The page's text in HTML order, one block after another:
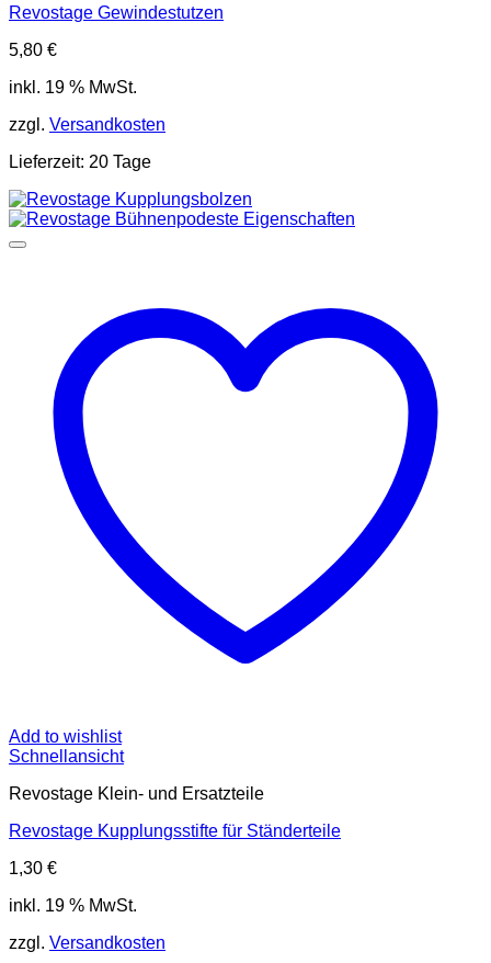
Revostage Gewindestutzen
5,80 €
inkl. 19 % MwSt.
zzgl. Versandkosten
Lieferzeit: 20 Tage
Add to wishlist
Schnellansicht
Revostage Klein- und Ersatzteile
Revostage Kupplungsstifte für Ständerteile
1,30 €
inkl. 19 % MwSt.
zzgl. Versandkosten